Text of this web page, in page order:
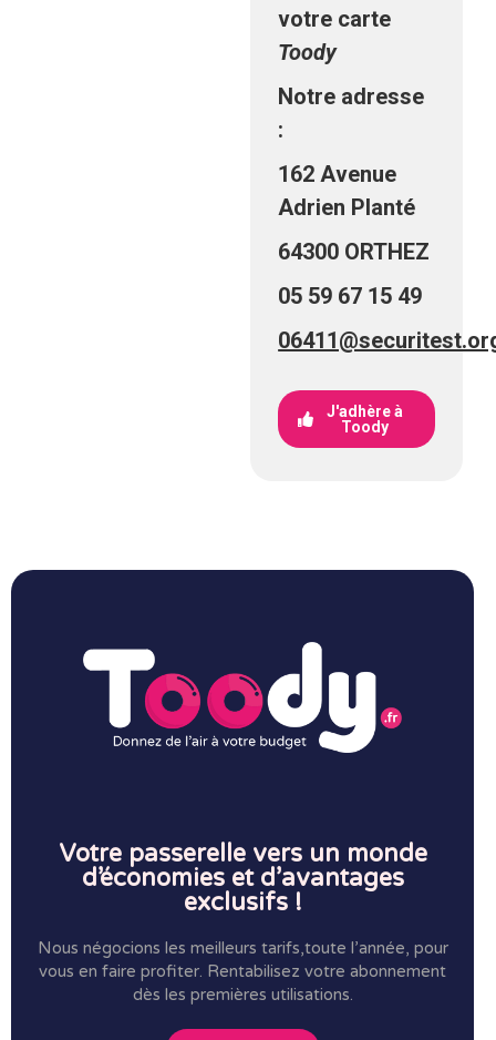
votre carte
Toody
Notre adresse
:
162 Avenue
Adrien Planté
64300 ORTHEZ
05 59 67 15 49
J'adhère à
Toody
Votre passerelle vers un monde
d’économies et d’avantages
exclusifs !
Nous négocions les meilleurs tarifs,toute l’année, pour
vous en faire profiter. Rentabilisez votre abonnement
dès les premières utilisations.